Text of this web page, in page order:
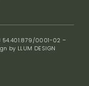
54.401.879/0001-02 –
by LLUM DESIGN